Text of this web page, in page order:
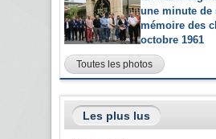
une minute de
mémoire des
octobre 1961
Toutes les photos
Les plus lus